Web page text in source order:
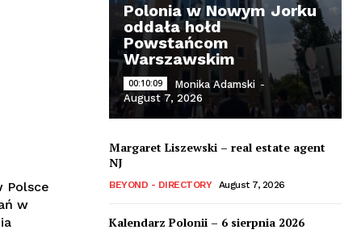
Polsce
w
Polonia w Nowym Jorku
oddała hołd
Powstańcom
Warszawskim
00:10:09 Monika Adamski -
August 7, 2026
Margaret Liszewski – real estate agent
NJ
BEYOND - DIRECTORY August 7, 2026
Kalendarz Polonii – 6 sierpnia 2026